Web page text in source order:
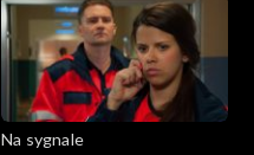
Na sygnale